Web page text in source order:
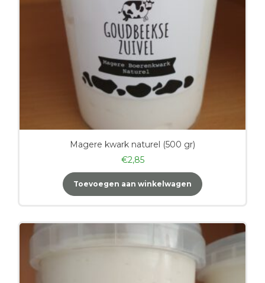
Magere kwark naturel (500 gr)
€2,85
Toevoegen aan winkelwagen